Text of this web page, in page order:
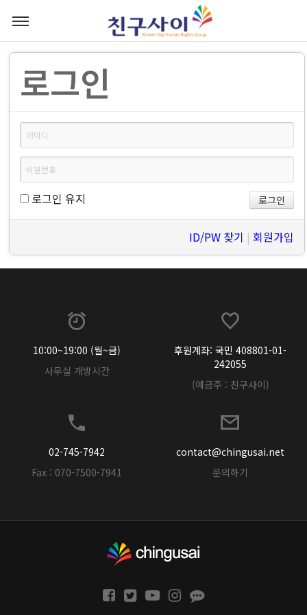
로그인
로그인 유지
ID/PW 찾기 | 회원가입
10:00~19:00 (월~금)
사무실 개방시간
후원계좌: 국민 408801-01-
242055
(예금주 : 친구사이)
02-745-7942
Fax : 070-7500-7941
contact@chingusai.net
문의하기